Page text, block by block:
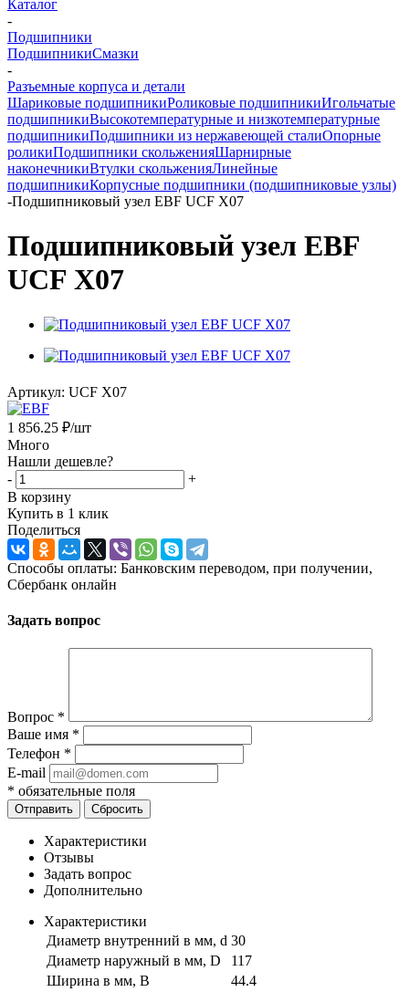
Каталог
-
Подшипники
ПодшипникиСмазки
-
Разъемные корпуса и детали
Шариковые подшипникиРоликовые подшипникиИгольчатые
подшипникиВысокотемпературные и низкотемпературные
подшипникиПодшипники из нержавеющей сталиОпорные
роликиПодшипники скольженияШарнирные
наконечникиВтулки скольженияЛинейные
подшипникиКорпусные подшипники (подшипниковые узлы)
-Подшипниковый узел EBF UCF X07
Подшипниковый узел EBF
UCF X07
Артикул: UCF X07
1 856.25 ₽/шт
Много
Нашли дешевле?
-
+
В корзину
Купить в 1 клик
Поделиться
Способы оплаты: Банковским переводом, при получении,
Сбербанк онлайн
Задать вопрос
Вопрос *
Ваше имя *
Телефон *
E-mail
* обязательные поля
Отправить Сбросить
Характеристики
Отзывы
Задать вопрос
Дополнительно
Характеристики
Диаметр внутренний в мм, d 30
Диаметр наружный в мм, D
117
Ширина в мм, B
44.4